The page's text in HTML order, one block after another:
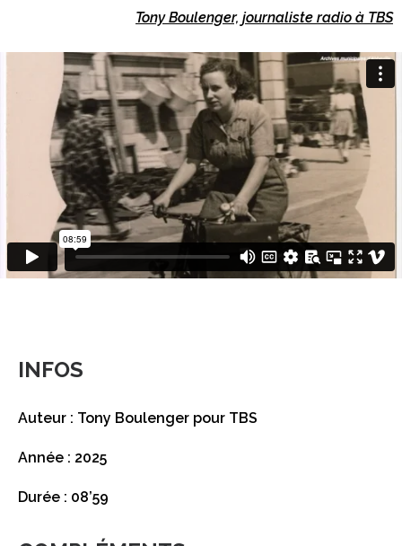
Tony Boulenger, journaliste radio à TBS
INFOS
Auteur : Tony Boulenger pour TBS
Année : 2025
Durée : 08’59